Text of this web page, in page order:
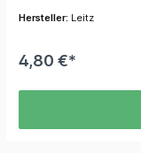
Hersteller: Leitz
4,80 €*